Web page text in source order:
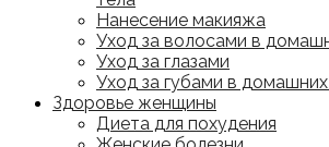
Нанесение макияжа
Уход за волосами в
Уход за глазами
Уход за губами в
Здоровье женщины
Диета для похудения